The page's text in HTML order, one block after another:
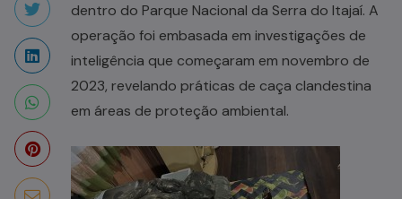
dentro do Parque Nacional da Serra do Itajaí. A
operação foi embasada em investigações de
inteligência que começaram em novembro de
2023, revelando práticas de caça clandestina
em áreas de proteção ambiental.